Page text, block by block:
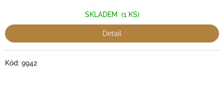
SKLADEM (1 KS)
Detail
Kód: 9942